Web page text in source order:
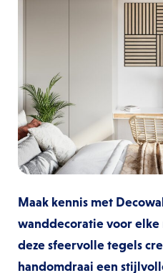
Maak kennis met
wanddecoratie voor
deze sfeervolle tegels
handomdraai een